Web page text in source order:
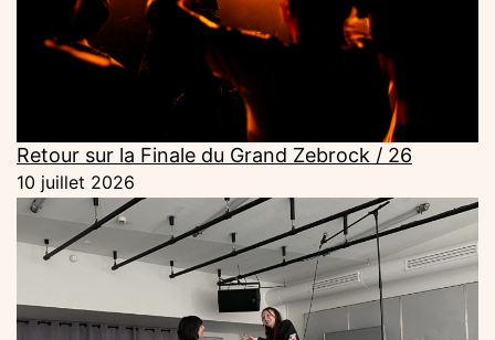
Retour sur la Finale du Grand Zebrock / 26
10 juillet 2026